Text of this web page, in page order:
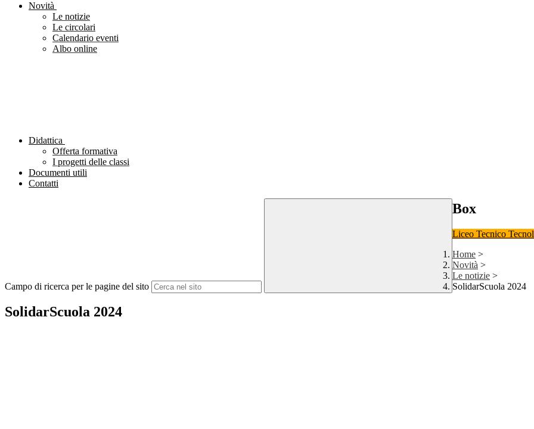
Novità
Le notizie
Le circolari
Calendario eventi
Albo online
Didattica
Offerta formativa
I progetti delle classi
Documenti utili
Contatti
Campo di ricerca per le pagine del sito
Box
Liceo Tecnico
Home >
Novità >
Le notizie >
SolidarScuola 2024
SolidarScuola 2024